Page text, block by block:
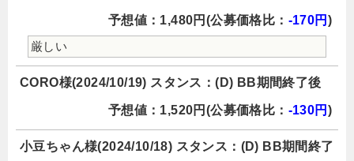
予想値：1,480円(公募価格比： -170円 )
厳しい
CORO様(2024/10/19) スタンス：(D) BB期間終了後
予想値：1,520円(公募価格比： -130円 )
小豆ちゃん様(2024/10/18) スタンス：(D) BB期間終了